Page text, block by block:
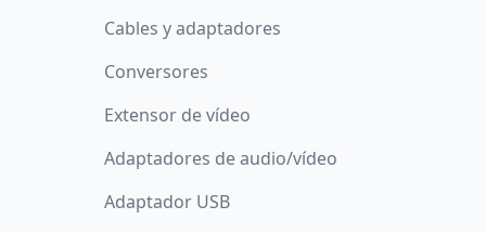
Cables y adaptadores
Conversores
Extensor de vídeo
Adaptadores de audio/vídeo
Adaptador USB